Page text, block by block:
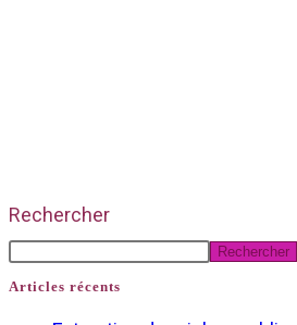
Rechercher
Rechercher
Articles récents